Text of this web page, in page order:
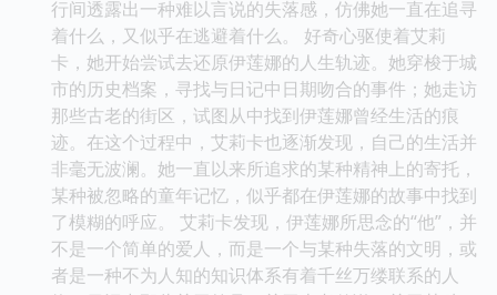
行间透露出一种难以言说的失落感，仿佛她一直在追寻
着什么，又似乎在逃避着什么。 好奇心驱使着艾莉
卡，她开始尝试去还原伊莲娜的人生轨迹。她穿梭于城
市的历史档案，寻找与日记中日期吻合的事件；她走访
那些古老的街区，试图从中找到伊莲娜曾经生活的痕
迹。在这个过程中，艾莉卡也逐渐发现，自己的生活并
非毫无波澜。她一直以来所追求的某种精神上的寄托，
某种被忽略的童年记忆，似乎都在伊莲娜的故事中找到
了模糊的呼应。 艾莉卡发现，伊莲娜所思念的“他”，并
不是一个简单的爱人，而是一个与某种失落的文明，或
者是一种不为人知的知识体系有着千丝万缕联系的人